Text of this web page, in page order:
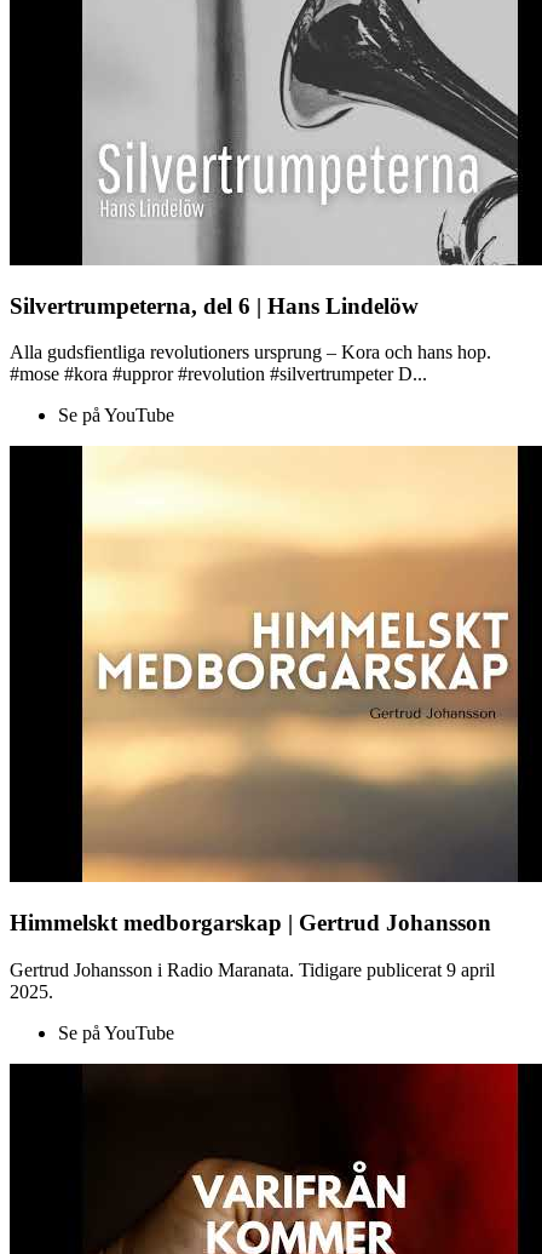
Silvertrumpeterna, del 6 | Hans Lindelöw
Alla gudsfientliga revolutioners ursprung – Kora och hans hop.
#mose #kora #uppror #revolution #silvertrumpeter D...
Se på YouTube
Himmelskt medborgarskap | Gertrud Johansson
Gertrud Johansson i Radio Maranata. Tidigare publicerat 9 april
2025.
Se på YouTube